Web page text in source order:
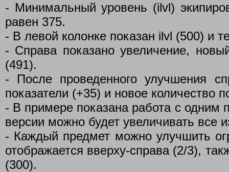
- Минимальный уровень (ilvl)
равен 375.
- В левой колонке показан ilvl (500) и
- Справа показано увеличение,
(491).
- После проведенного улучшения
показатели (+35) и новое количество
- В примере показана работа с одним
версии можно будет увеличивать все
- Каждый предмет можно улучшить
отображается вверху-справа (2/3),
(300).